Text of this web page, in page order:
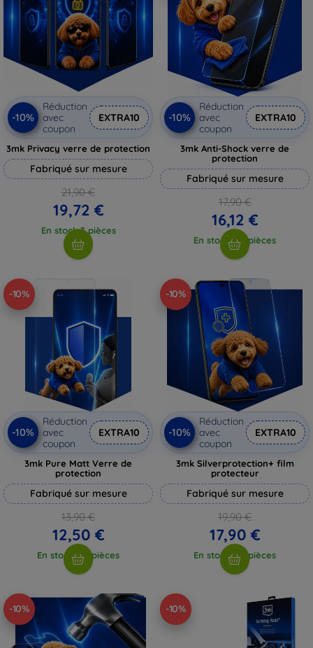
-10%
Réduction
avec
coupon
EXTRA10
3mk Privacy verre de protection
Fabriqué sur mesure
21,90 €
19,72 €
En stock 3 pièces
-10%
Réduction
avec
coupon
EXTRA10
3mk Anti-Shock verre de
protection
Fabriqué sur mesure
17,90 €
16,12 €
En stock > 5 pièces
-10%
-10%
Réduction
avec
coupon
EXTRA10
3mk Pure Matt Verre de
protection
Fabriqué sur mesure
13,90 €
12,50 €
En stock > 5 pièces
-10%
-10%
Réduction
avec
coupon
EXTRA10
3mk Silverprotection+ film
protecteur
Fabriqué sur mesure
19,90 €
17,90 €
En stock > 5 pièces
-10% -10%